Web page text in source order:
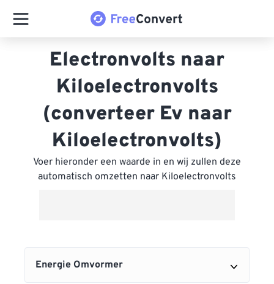
Electronvolts naar
Kiloelectronvolts
(converteer Ev naar
Kiloelectronvolts)
Voer hieronder een waarde in en wij zullen deze
automatisch omzetten naar Kiloelectronvolts